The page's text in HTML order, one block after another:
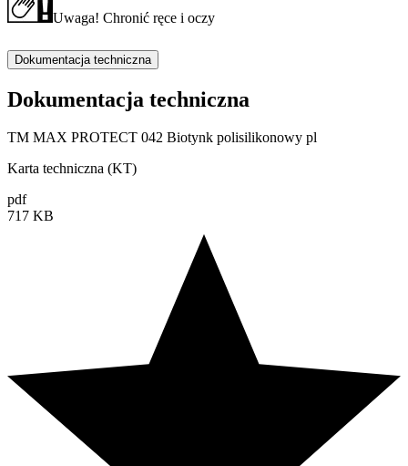
Uwaga! Chronić ręce i oczy
Dokumentacja techniczna
Dokumentacja techniczna
TM MAX PROTECT 042 Biotynk polisilikonowy pl
Karta techniczna (KT)
pdf
717 KB